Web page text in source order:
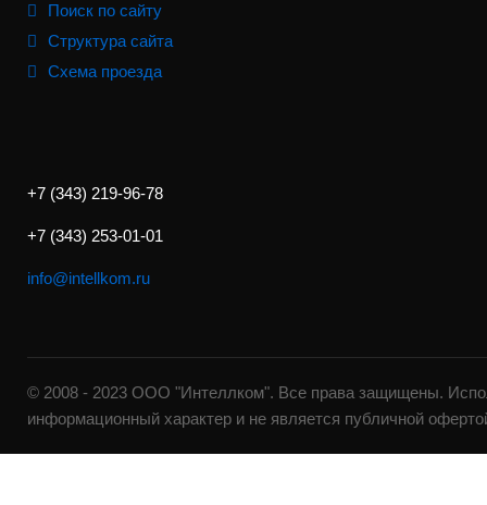
Поиск по сайту
Структура сайта
Схема проезда
+7 (343) 219-96-78
+7 (343) 253-01-01
info@intellkom.ru
© 2008 - 2023 ООО "Интеллком". Все права защищены.
информационный характер и не является публичной